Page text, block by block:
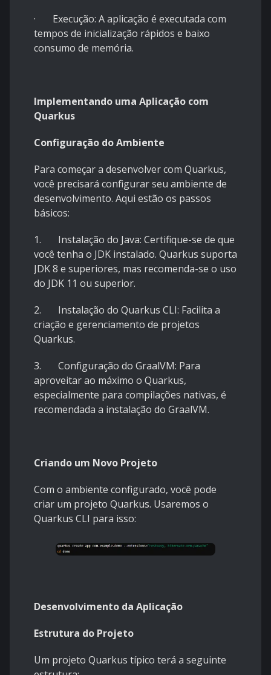
· Execução: A aplicação é executada com
tempos de inicialização rápidos e baixo
consumo de memória.
Implementando uma Aplicação com
Quarkus
Configuração do Ambiente
Para começar a desenvolver com Quarkus,
você precisará configurar seu ambiente de
desenvolvimento. Aqui estão os passos
básicos:
1. Instalação do Java: Certifique-se de que
você tenha o JDK instalado. Quarkus suporta
JDK 8 e superiores, mas recomenda-se o uso
do JDK 11 ou superior.
2. Instalação do Quarkus CLI: Facilita a
criação e gerenciamento de projetos
Quarkus.
3. Configuração do GraalVM: Para
aproveitar ao máximo o Quarkus,
especialmente para compilações nativas, é
recomendada a instalação do GraalVM.
Criando um Novo Projeto
Com o ambiente configurado, você pode
criar um projeto Quarkus. Usaremos o
Quarkus CLI para isso:
Desenvolvimento da Aplicação
Estrutura do Projeto
Um projeto Quarkus típico terá a seguinte